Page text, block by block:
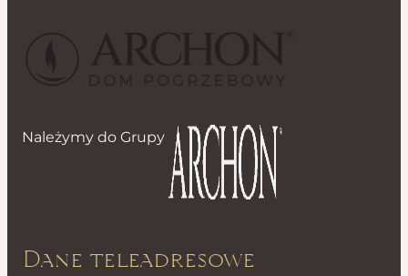
Należymy do Grupy
Dane teleadresowe